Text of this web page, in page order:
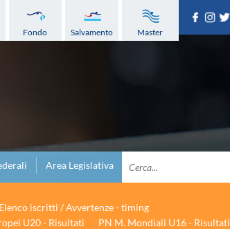
Fondo Salvamento Master
Area Legislativa
iscritti / Avvertenze - timing
U20 - Risultati
PN M. Mondiali U16 - Risultati